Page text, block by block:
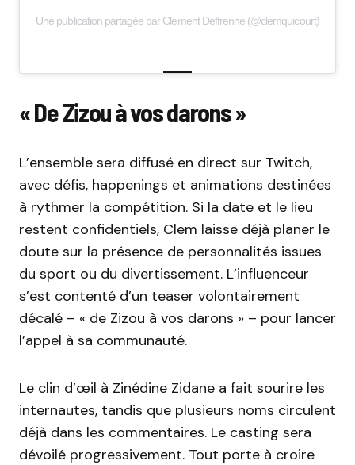
Une publication partagée par Clément Deffrenne (@clemquicourt)
« De Zizou à vos darons »
L’ensemble sera diffusé en direct sur Twitch,
avec défis, happenings et animations destinées
à rythmer la compétition. Si la date et le lieu
restent confidentiels, Clem laisse déjà planer le
doute sur la présence de personnalités issues
du sport ou du divertissement. L’influenceur
s’est contenté d’un teaser volontairement
décalé – « de Zizou à vos darons » – pour lancer
l’appel à sa communauté.
Le clin d’œil à Zinédine Zidane a fait sourire les
internautes, tandis que plusieurs noms circulent
déjà dans les commentaires. Le casting sera
dévoilé progressivement. Tout porte à croire